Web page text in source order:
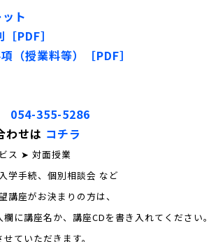
ト
PDF］
（授業料等）［PDF］
054-355-5286
わせは コチラ
ス ➤ 対面授業
手続、個別相談会 など
座がお決まりの方は、
講座名か、講座CDを書き入れてください。
いただきます。